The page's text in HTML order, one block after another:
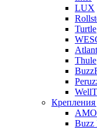
LUX
Turtle
Atlant
Thule
Buzz